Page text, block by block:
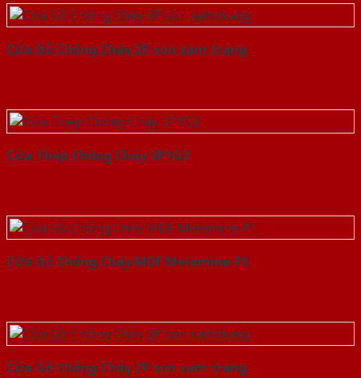
Cửa Gỗ Chống Cháy 2P son xam trang
Cửa Thép Chống Cháy 2P1G2
Cửa Gỗ Chống Cháy MDF Melamine P1
Cửa Gỗ Chống Cháy 2P son xam trang